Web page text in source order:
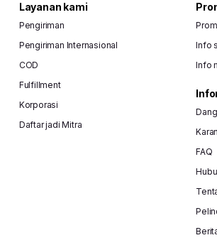
Layanan kami
Pengiriman
Pengiriman Internasional
COD
Fulfillment
Korporasi
Daftar jadi Mitra
Info
Info
FAQ